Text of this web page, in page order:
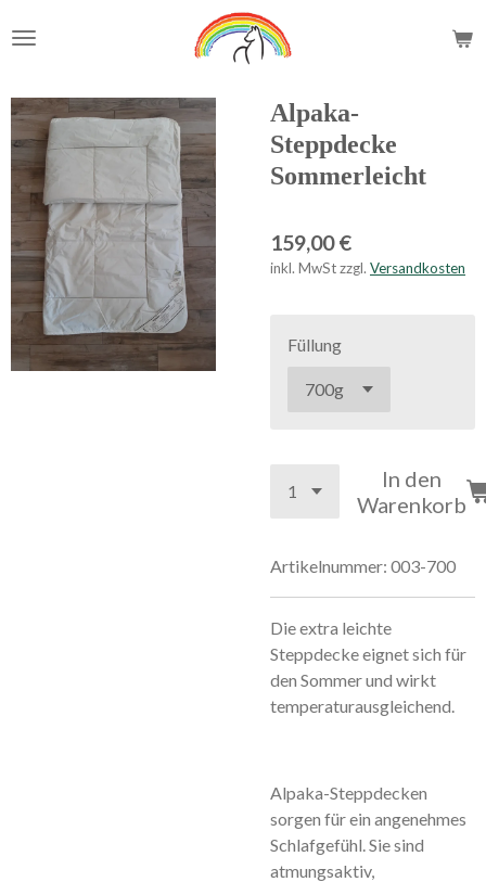
Hauptinhalt
Alpaka-
Steppdecke
Sommerleicht
159,00 €
inkl. MwSt zzgl. Versandkosten
Füllung
In den
Warenkorb
Artikelnummer: 003-700
Die extra leichte
Steppdecke eignet sich für
den Sommer und wirkt
temperaturausgleichend.
Alpaka-Steppdecken
sorgen für ein angenehmes
Schlafgefühl. Sie sind
atmungsaktiv,